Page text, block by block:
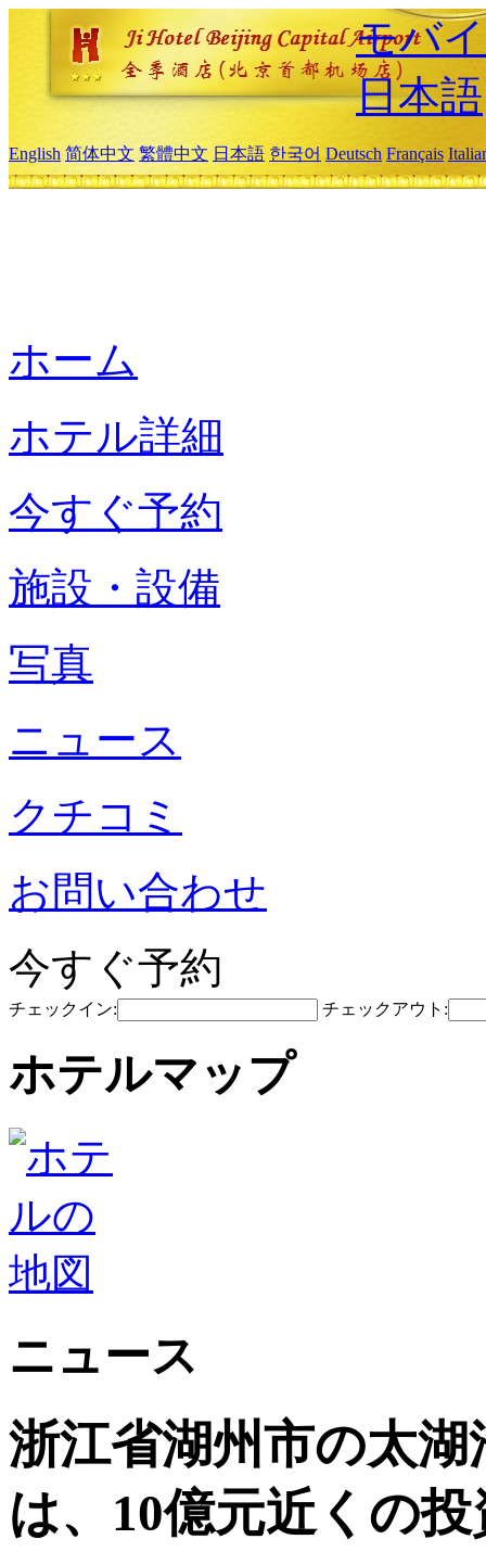
モバ
日本語
English 简体中文 繁體中文 日本語 한국어 Deutsch Français
ホーム
ホテル詳細
今すぐ予約
施設・設備
写真
ニュース
クチコミ
お問い合わせ
今すぐ予約
チェックイン: チェックアウト:
ホテルマップ
ニュース
浙江省湖州市の太
は、10億元近くの